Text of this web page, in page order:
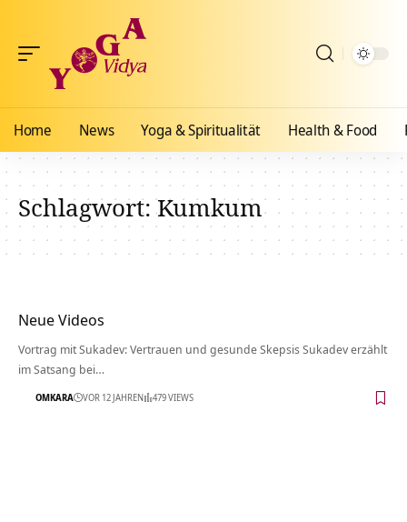
Home News Yoga & Spiritualität Health & Food
Schlagwort:Kumkum
Neue Videos
Vortrag mit Sukadev: Vertrauen und gesunde Skepsis Sukadev erzählt
im Satsang bei…
OMKARA VOR 12 JAHREN 479 VIEWS